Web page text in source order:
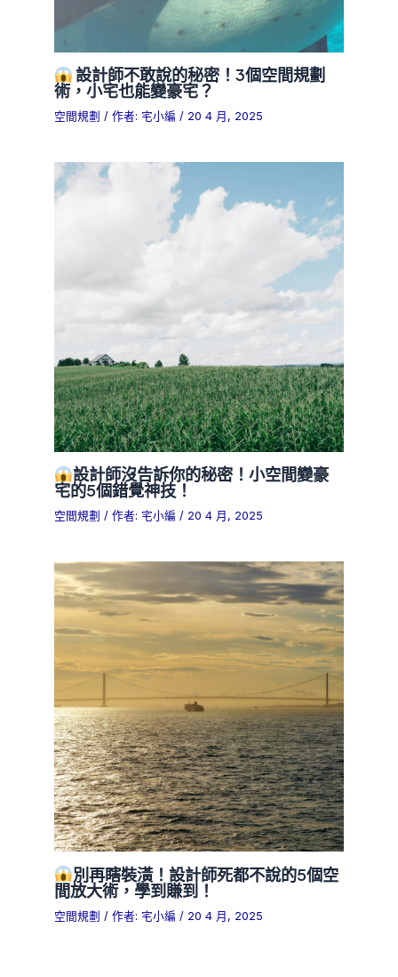
設計師不敢說的秘密！3個空間規劃
術，小宅也能變豪宅？
空間規劃 / 作者: 宅小編/ 20 4 月, 2025
設計師沒告訴你的秘密！小空間變豪
宅的5個錯覺神技！
空間規劃 / 作者: 宅小編/ 20 4 月, 2025
別再瞎裝潢！設計師死都不說的5個空
間放大術，學到賺到！
空間規劃 / 作者: 宅小編 / 20 4 月, 2025